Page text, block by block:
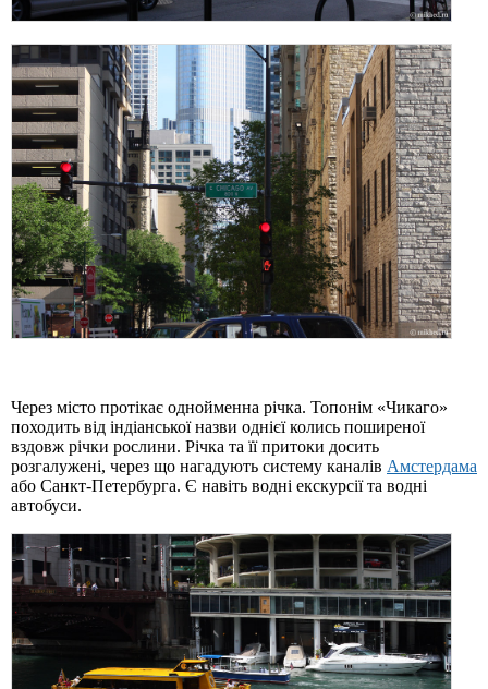
Через місто протікає однойменна річка. Топонім «Чикаго»
походить від індіанської назви однієї колись поширеної
вздовж річки рослини. Річка та її притоки досить
розгалужені, через що нагадують систему каналів Амстердама
або Санкт-Петербурга. Є навіть водні екскурсії та водні
автобуси.